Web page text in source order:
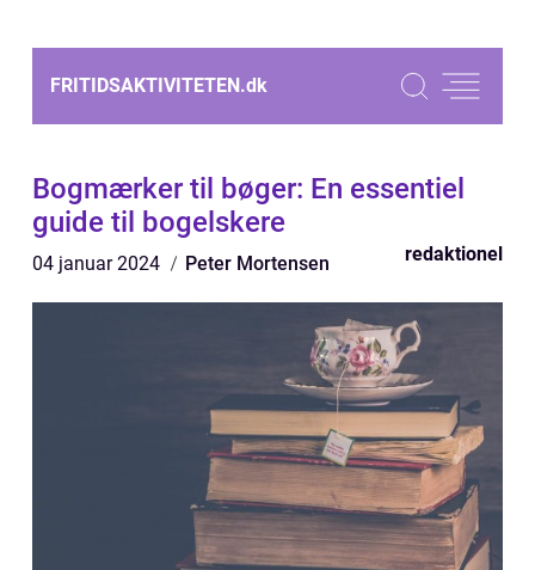
FRITIDSAKTIVITETEN.dk
Bogmærker til bøger: En essentiel
guide til bogelskere
04 januar 2024 Peter Mortensen redaktionel